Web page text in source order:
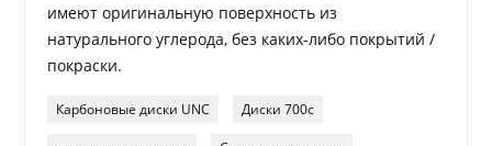
имеют оригинальную поверхность из
натурального углерода, без каких-либо покрытий /
покраски.
Карбоновые диски UNC Диски 700c